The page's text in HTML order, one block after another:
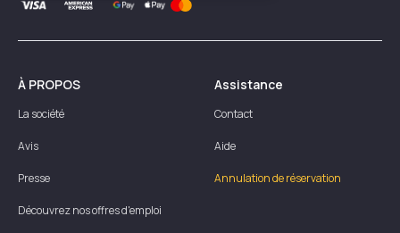
À PROPOS
La société
Avis
Presse
Découvrez nos offres d'emploi
Assistance
Contact
Aide
Annulation de réservation